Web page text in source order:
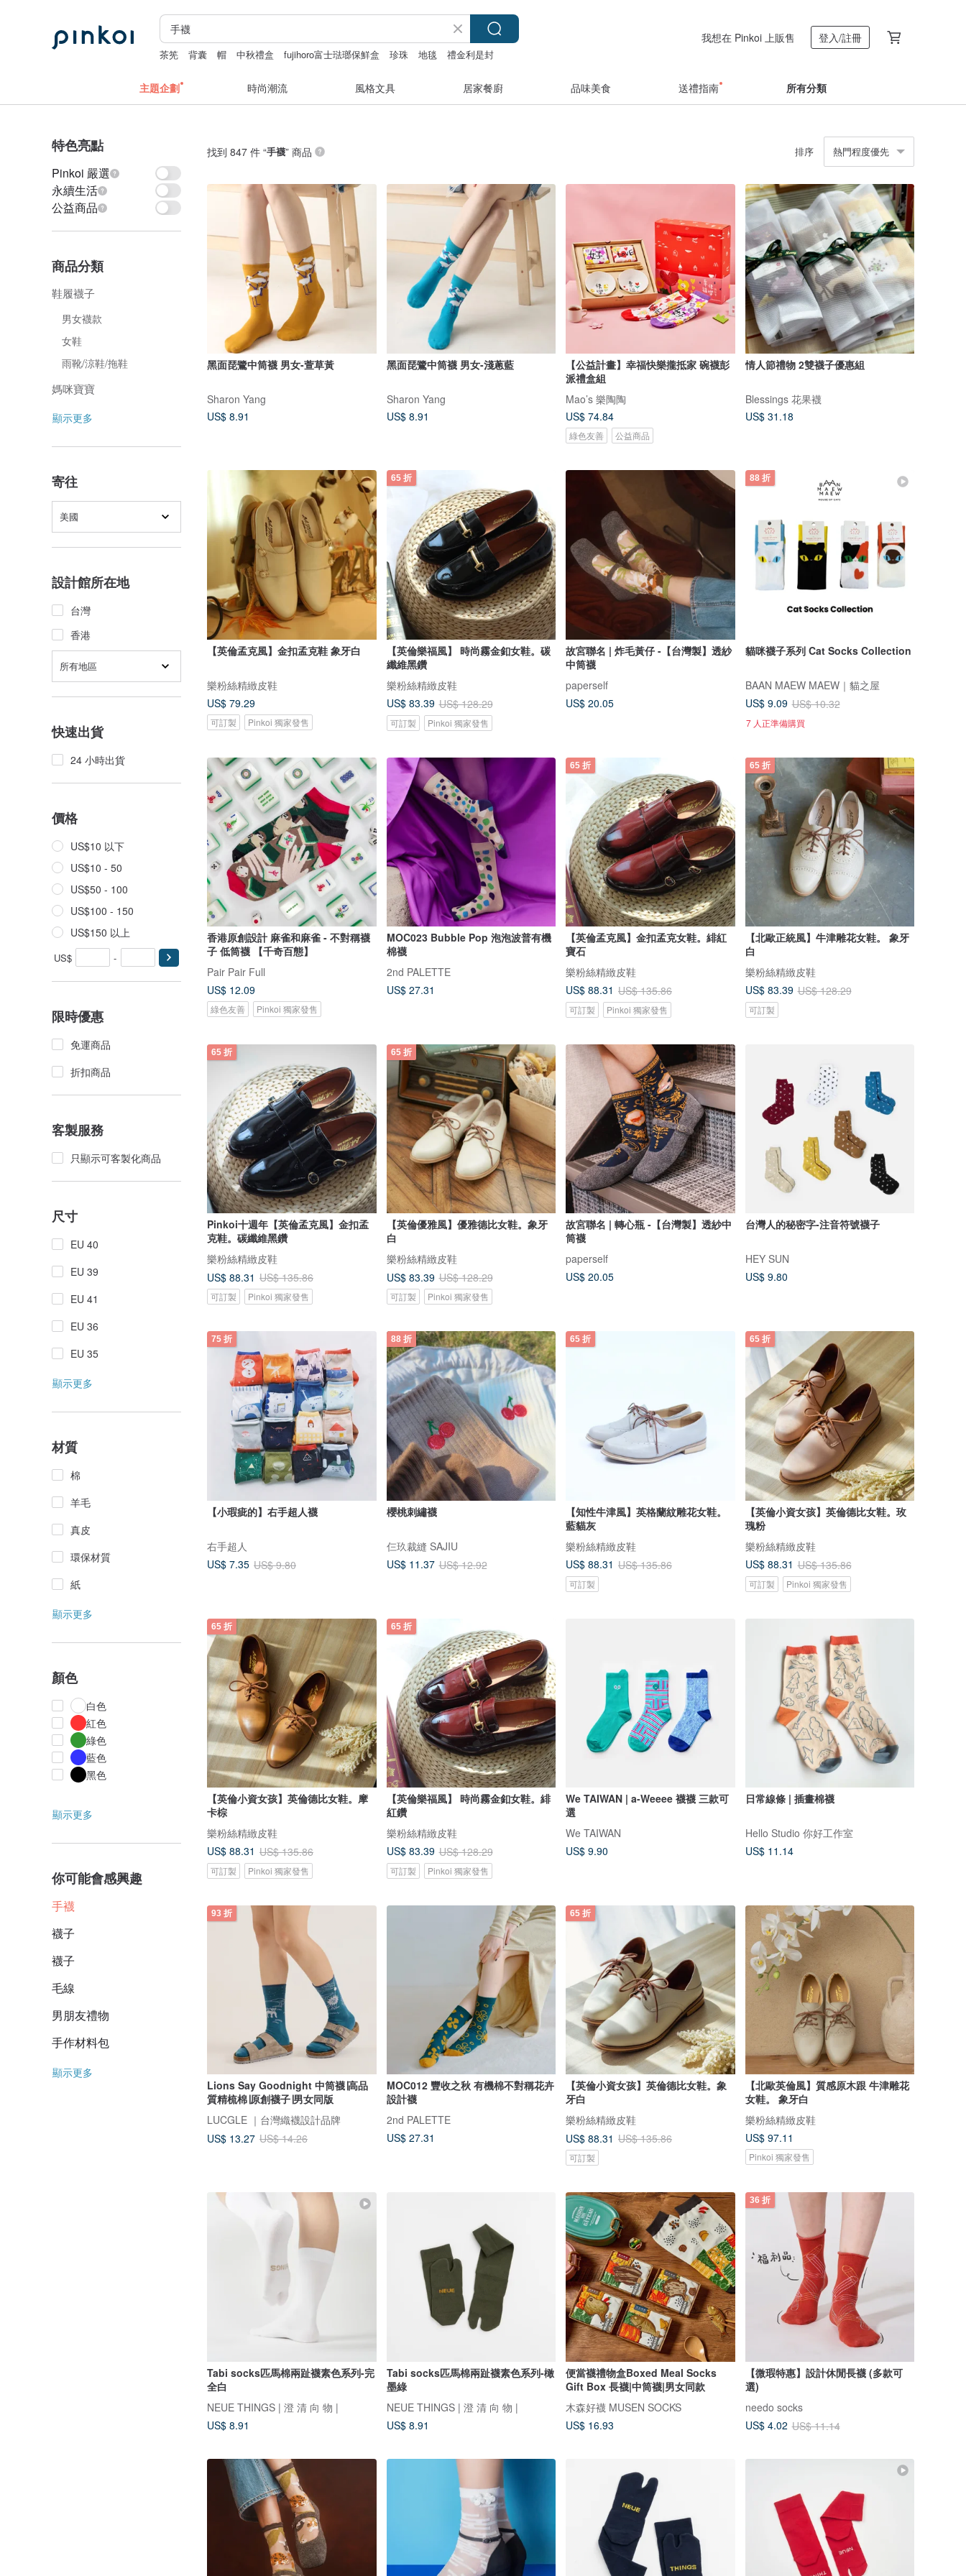
茶筅 背囊 帽 中秋禮盒 fujihoro富士琺瑯保鮮盒 珍珠 地毯 禮金利是封
我想在 Pinkoi 上販售 登入/註冊
主題企劃 時尚潮流 風格文具 居家餐廚 品味美食 送禮指南 所有分類
特色亮點
Pinkoi 嚴選
永續生活
公益商品
商品分類
鞋履襪子
男女襪款
女鞋
雨靴/涼鞋/拖鞋
媽咪寶寶
顯示更多
寄往
美國
設計館所在地
台灣
香港
所有地區
快速出貨
24 小時出貨
價格
US$10 以下
US$10 - 50
US$50 - 100
US$100 - 150
US$150 以上
US$ -
限時優惠
免運商品
折扣商品
客製服務
只顯示可客製化商品
尺寸
EU 40
EU 39
EU 41
EU 36
EU 35
顯示更多
材質
棉
羊毛
真皮
環保材質
紙
顯示更多
顏色
白色
紅色
綠色
藍色
黑色
顯示更多
你可能會感興趣
手襪
襪子
襪子
毛線
男朋友禮物
手作材料包
顯示更多
找到 847 件 “手襪” 商品 排序 熱門程度優先
黑面琵鷺中筒襪 男女-萱草黃
Sharon Yang
US$ 8.91
黑面琵鷺中筒襪 男女-淺蔥藍
Sharon Yang
US$ 8.91
【公益計畫】幸福快樂攏抵家 碗襪彭
派禮盒組
Mao’s 樂陶陶
US$ 74.84
綠色友善 公益商品
情人節禮物 2雙襪子優惠組
Blessings 花果襪
US$ 31.18
【英倫孟克風】金扣孟克鞋 象牙白
樂粉絲精緻皮鞋
US$ 79.29
可訂製 Pinkoi 獨家發售
65 折
【英倫樂福風】 時尚霧金釦女鞋。碳
纖維黑鑽
樂粉絲精緻皮鞋
US$ 83.39 US$ 128.29
可訂製 Pinkoi 獨家發售
故宮聯名 | 炸毛黃仔 -【台灣製】透紗
中筒襪
paperself
US$ 20.05
88 折
貓咪襪子系列 Cat Socks Collection
BAAN MAEW MAEW｜貓之屋
US$ 9.09 US$ 10.32
7 人正準備購買
香港原創設計 麻雀和麻雀 - 不對稱襪
子 低筒襪 【千奇百態】
Pair Pair Full
US$ 12.09
綠色友善 Pinkoi 獨家發售
MOC023 Bubble Pop 泡泡波普有機
棉襪
2nd PALETTE
US$ 27.31
65 折
【英倫孟克風】金扣孟克女鞋。緋紅
寶石
樂粉絲精緻皮鞋
US$ 88.31 US$ 135.86
可訂製 Pinkoi 獨家發售
65 折
【北歐正統風】牛津雕花女鞋。 象牙
白
樂粉絲精緻皮鞋
US$ 83.39 US$ 128.29
可訂製
65 折
Pinkoi十週年【英倫孟克風】金扣孟
克鞋。碳纖維黑鑽
樂粉絲精緻皮鞋
US$ 88.31 US$ 135.86
可訂製 Pinkoi 獨家發售
65 折
【英倫優雅風】優雅德比女鞋。象牙
白
樂粉絲精緻皮鞋
US$ 83.39 US$ 128.29
可訂製 Pinkoi 獨家發售
故宮聯名 | 轉心瓶 -【台灣製】透紗中
筒襪
paperself
US$ 20.05
台灣人的秘密字-注音符號襪子
HEY SUN
US$ 9.80
75 折
【小瑕疵的】右手超人襪
右手超人
US$ 7.35 US$ 9.80
88 折
櫻桃刺繡襪
仨玖裁縫 SAJIU
US$ 11.37 US$ 12.92
65 折
【知性牛津風】英格蘭紋雕花女鞋。
藍貓灰
樂粉絲精緻皮鞋
US$ 88.31 US$ 135.86
可訂製
65 折
【英倫小資女孩】英倫德比女鞋。玫
瑰粉
樂粉絲精緻皮鞋
US$ 88.31 US$ 135.86
可訂製 Pinkoi 獨家發售
65 折
【英倫小資女孩】英倫德比女鞋。摩
卡棕
樂粉絲精緻皮鞋
US$ 88.31 US$ 135.86
可訂製 Pinkoi 獨家發售
65 折
【英倫樂福風】 時尚霧金釦女鞋。緋
紅鑽
樂粉絲精緻皮鞋
US$ 83.39 US$ 128.29
可訂製 Pinkoi 獨家發售
We TAIWAN | a-Weeee 襪襪 三款可
選
We TAIWAN
US$ 9.90
日常線條 | 插畫棉襪
Hello Studio 你好工作室
US$ 11.14
93 折
Lions Say Goodnight 中筒襪∣高品
質精梳棉∣原創襪子∣男女同版
LUCGLE ｜台灣織襪設計品牌
US$ 13.27 US$ 14.26
MOC012 豐收之秋 有機棉不對稱花卉
設計襪
2nd PALETTE
US$ 27.31
65 折
【英倫小資女孩】英倫德比女鞋。象
牙白
樂粉絲精緻皮鞋
US$ 88.31 US$ 135.86
可訂製
【北歐英倫風】質感原木跟 牛津雕花
女鞋。 象牙白
樂粉絲精緻皮鞋
US$ 97.11
Pinkoi 獨家發售
Tabi socks匹馬棉兩趾襪素色系列-完
全白
NEUE THINGS | 澄 清 向 物 |
US$ 8.91
Tabi socks匹馬棉兩趾襪素色系列-橄
墨綠
NEUE THINGS | 澄 清 向 物 |
US$ 8.91
便當襪禮物盒Boxed Meal Socks
Gift Box 長襪|中筒襪|男女同款
木森好襪 MUSEN SOCKS
US$ 16.93
36 折
【微瑕特惠】設計休閒長襪 (多款可
選)
needo socks
US$ 4.02 US$ 11.14